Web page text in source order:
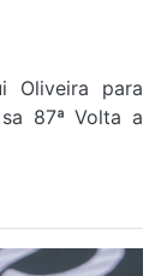
Oliveira para
87ª Volta a